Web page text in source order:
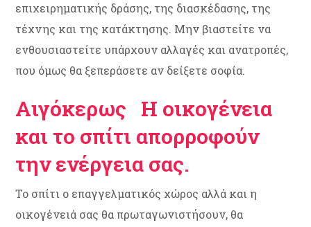
επιχειρηματικής δράσης, της διασκέδασης, της
τέχνης και της κατάκτησης. Μην βιαστείτε να
ενθουσιαστείτε υπάρχουν αλλαγές και ανατροπές,
που όμως θα ξεπεράσετε αν δείξετε σοφία.
Αιγόκερως Η οικογένεια
και το σπίτι απορροφούν
την ενέργεια σας.
Το σπίτι ο επαγγελματικός χώρος αλλά και η
οικογένειά σας θα πρωταγωνιστήσουν, θα